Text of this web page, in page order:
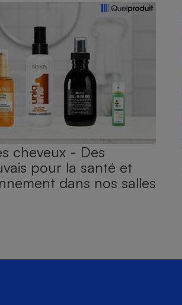
cheveux - Des
pour la santé et
dans nos salles